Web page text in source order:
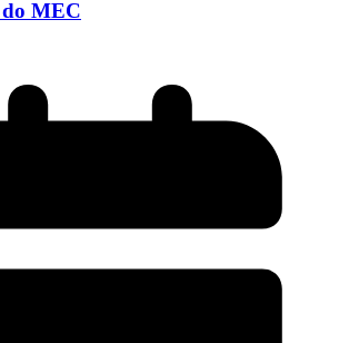
MEC